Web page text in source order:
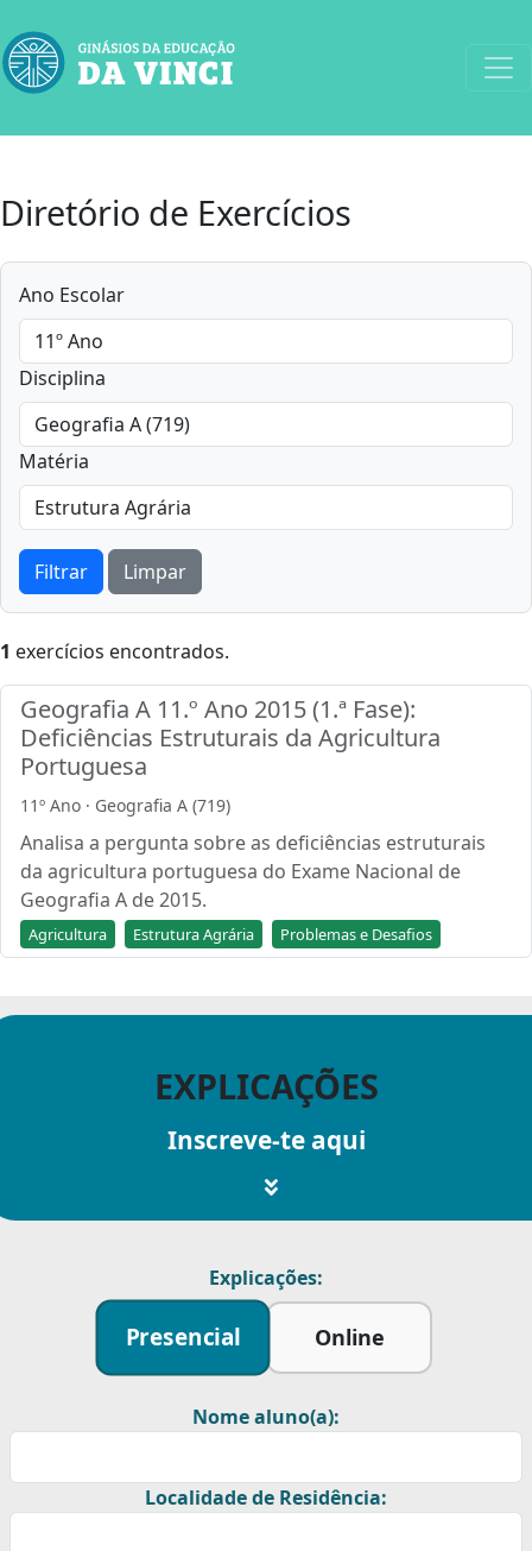
Diretório de Exercícios
Ano Escolar
Disciplina
Matéria
Filtrar Limpar
1 exercícios encontrados.
Geografia A 11.º Ano 2015 (1.ª Fase):
Deficiências Estruturais da Agricultura
Portuguesa
11º Ano · Geografia A (719)
Analisa a pergunta sobre as deficiências estruturais
da agricultura portuguesa do Exame Nacional de
Geografia A de 2015.
Agricultura Estrutura Agrária Problemas e Desafios
EXPLICAÇÕES
Inscreve-te aqui
Explicações:
Presencial Online
Nome aluno(a):
Localidade de Residência: